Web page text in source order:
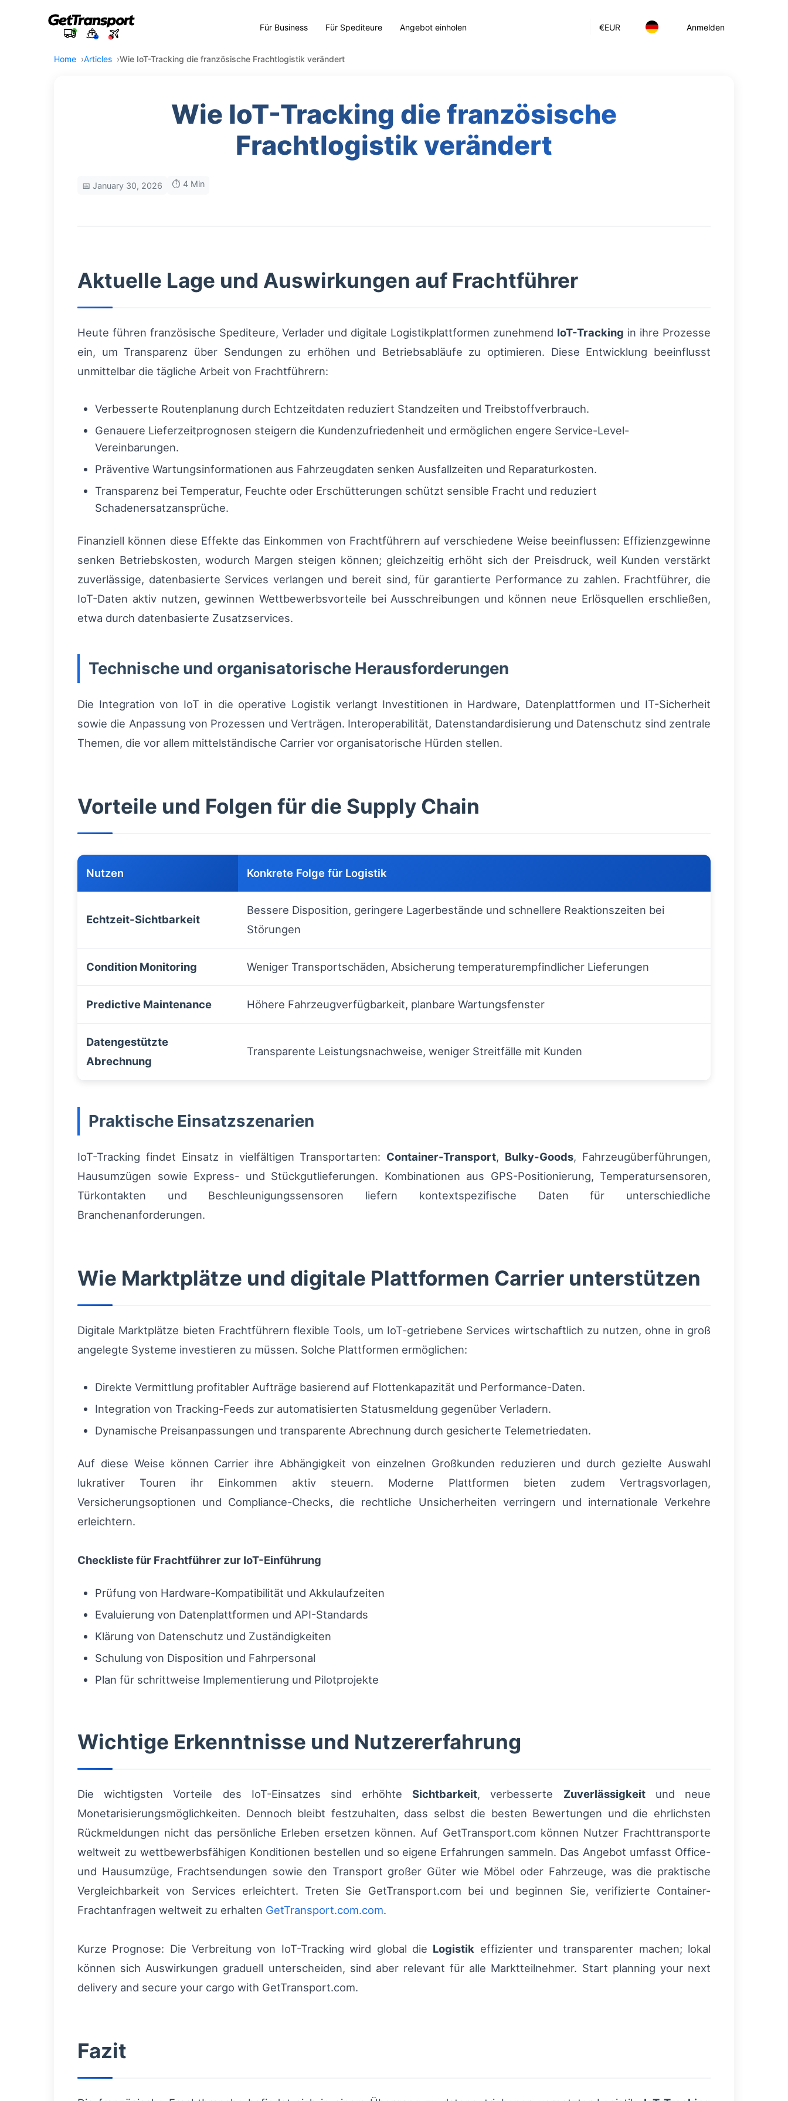
€EUR Anmelden
Für Business Für Spediteure Angebot einholen
Home Articles Wie IoT-Tracking die französische Frachtlogistik verändert
Wie IoT-Tracking die französische
Frachtlogistik verändert
📅 January 30, 2026 ⏱️ 4 Min
Aktuelle Lage und Auswirkungen auf Frachtführer
Heute führen französische Spediteure, Verlader und digitale Logistikplattformen zunehmend IoT-Tracking in ihre Prozesse
ein, um Transparenz über Sendungen zu erhöhen und Betriebsabläufe zu optimieren. Diese Entwicklung beeinflusst
unmittelbar die tägliche Arbeit von Frachtführern:
Verbesserte Routenplanung durch Echtzeitdaten reduziert Standzeiten und Treibstoffverbrauch.
Genauere Lieferzeitprognosen steigern die Kundenzufriedenheit und ermöglichen engere Service-Level-
Vereinbarungen.
Präventive Wartungsinformationen aus Fahrzeugdaten senken Ausfallzeiten und Reparaturkosten.
Transparenz bei Temperatur, Feuchte oder Erschütterungen schützt sensible Fracht und reduziert
Schadenersatzansprüche.
Finanziell können diese Effekte das Einkommen von Frachtführern auf verschiedene Weise beeinflussen: Effizienzgewinne
senken Betriebskosten, wodurch Margen steigen können; gleichzeitig erhöht sich der Preisdruck, weil Kunden verstärkt
zuverlässige, datenbasierte Services verlangen und bereit sind, für garantierte Performance zu zahlen. Frachtführer, die
IoT-Daten aktiv nutzen, gewinnen Wettbewerbsvorteile bei Ausschreibungen und können neue Erlösquellen erschließen,
etwa durch datenbasierte Zusatzservices.
Technische und organisatorische Herausforderungen
Die Integration von IoT in die operative Logistik verlangt Investitionen in Hardware, Datenplattformen und IT-Sicherheit
sowie die Anpassung von Prozessen und Verträgen. Interoperabilität, Datenstandardisierung und Datenschutz sind zentrale
Themen, die vor allem mittelständische Carrier vor organisatorische Hürden stellen.
Vorteile und Folgen für die Supply Chain
Nutzen Konkrete Folge für Logistik
Echtzeit-Sichtbarkeit
Bessere Disposition, geringere Lagerbestände und schnellere Reaktionszeiten bei
Störungen
Condition Monitoring Weniger Transportschäden, Absicherung temperaturempfindlicher Lieferungen
Predictive Maintenance Höhere Fahrzeugverfügbarkeit, planbare Wartungsfenster
Datengestützte
Abrechnung
Transparente Leistungsnachweise, weniger Streitfälle mit Kunden
Praktische Einsatzszenarien
IoT-Tracking findet Einsatz in vielfältigen Transportarten: Container-Transport, Bulky-Goods, Fahrzeugüberführungen,
Hausumzügen sowie Express- und Stückgutlieferungen. Kombinationen aus GPS-Positionierung, Temperatursensoren,
Türkontakten und Beschleunigungssensoren liefern kontextspezifische Daten für unterschiedliche
Branchenanforderungen.
Wie Marktplätze und digitale Plattformen Carrier unterstützen
Digitale Marktplätze bieten Frachtführern flexible Tools, um IoT-getriebene Services wirtschaftlich zu nutzen, ohne in groß
angelegte Systeme investieren zu müssen. Solche Plattformen ermöglichen:
Direkte Vermittlung profitabler Aufträge basierend auf Flottenkapazität und Performance-Daten.
Integration von Tracking-Feeds zur automatisierten Statusmeldung gegenüber Verladern.
Dynamische Preisanpassungen und transparente Abrechnung durch gesicherte Telemetriedaten.
Auf diese Weise können Carrier ihre Abhängigkeit von einzelnen Großkunden reduzieren und durch gezielte Auswahl
lukrativer Touren ihr Einkommen aktiv steuern. Moderne Plattformen bieten zudem Vertragsvorlagen,
Versicherungsoptionen und Compliance-Checks, die rechtliche Unsicherheiten verringern und internationale Verkehre
erleichtern.
Checkliste für Frachtführer zur IoT-Einführung
Prüfung von Hardware-Kompatibilität und Akkulaufzeiten
Evaluierung von Datenplattformen und API-Standards
Klärung von Datenschutz und Zuständigkeiten
Schulung von Disposition und Fahrpersonal
Plan für schrittweise Implementierung und Pilotprojekte
Wichtige Erkenntnisse und Nutzererfahrung
Die wichtigsten Vorteile des IoT-Einsatzes sind erhöhteSichtbarkeit, verbesserte Zuverlässigkeitund neue
Monetarisierungsmöglichkeiten. Dennoch bleibt festzuhalten, dass selbst die besten Bewertungen und die ehrlichsten
Rückmeldungen nicht das persönliche Erleben ersetzen können. Auf GetTransport.com können Nutzer Frachttransporte
weltweit zu wettbewerbsfähigen Konditionen bestellen und so eigene Erfahrungen sammeln. Das Angebot umfasst Office-
und Hausumzüge, Frachtsendungen sowie den Transport großer Güter wie Möbel oder Fahrzeuge, was die praktische
Vergleichbarkeit von Services erleichtert. Treten Sie GetTransport.com bei und beginnen Sie, verifizierte Container-
Frachtanfragen weltweit zu erhalten GetTransport.com.com.
Kurze Prognose: Die Verbreitung von IoT-Tracking wird global die Logistik effizienter und transparenter machen; lokal
können sich Auswirkungen graduell unterscheiden, sind aber relevant für alle Marktteilnehmer. Start planning your next
delivery and secure your cargo with GetTransport.com.
Fazit